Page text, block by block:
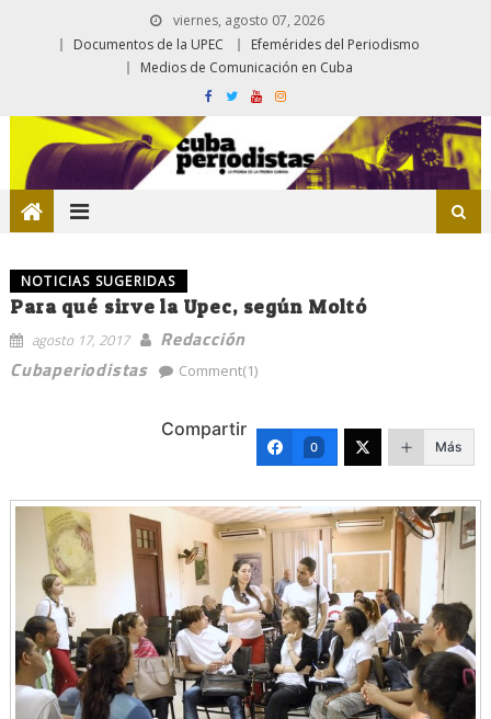
viernes, agosto 07, 2026
Documentos de la UPEC
Efemérides del Periodismo
Medios de Comunicación en Cuba
NOTICIAS SUGERIDAS
Para qué sirve la Upec, según Moltó
agosto 17, 2017
Redacción
Cubaperiodistas
Comment(1)
Compartir
0 Más